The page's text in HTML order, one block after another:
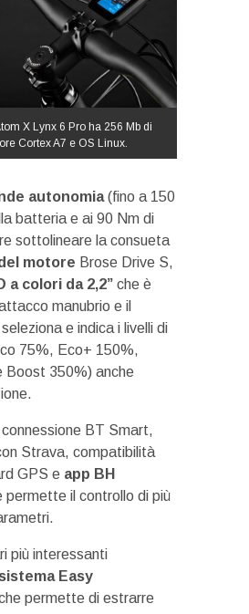
X Lynx 6 Pro ha 256 Mb di
Cortex A7 e OS Linux.
autonomia(fino a 150
batteria e ai 90 Nm di
sottolineare la consueta
motore Brose Drive S,
a colori da 2,2” che è
manubrio e il
e indica i livelli di
75%, Eco+ 150%,
Boost 350%) anche
BT Smart,
Strava, compatibilità
GPS e app BH
permette il controllo di più
più interessanti
sistema Easy
permette di estrarre